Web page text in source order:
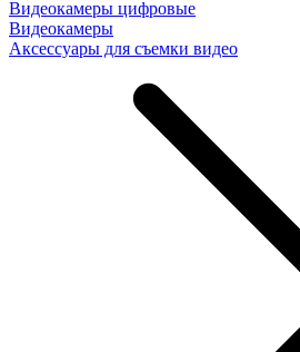
Видеокамеры цифровые
Видеокамеры
Аксессуары для съемки видео